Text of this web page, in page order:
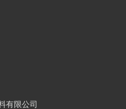
有限公司